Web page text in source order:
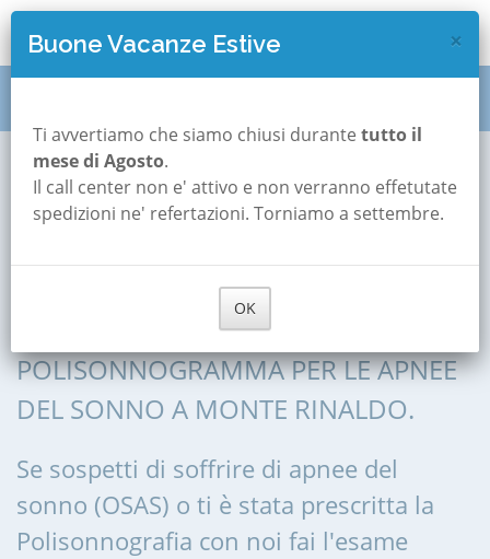
Polisonnografia a
Monte Rinaldo
POLISONNOGRAFIA, POLIGRAFIA,
POLISONNOGRAMMA PER LE APNEE
DEL SONNO A MONTE RINALDO.
Se sospetti di soffrire di apnee del
sonno (OSAS) o ti è stata prescritta la
Polisonnografia con noi fai l'esame
×
Buone Vacanze Estive
Ti avvertiamo che siamo chiusi durante tutto il
mese di Agosto.
Il call center non e' attivo e non verranno effetutate
spedizioni ne' refertazioni. Torniamo a settembre.
OK